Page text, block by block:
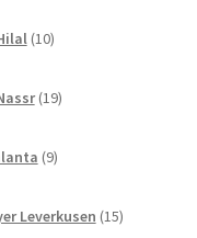
10izdelkov
19izdelkov
9izdelkov
Leverkusen 15izdelkov